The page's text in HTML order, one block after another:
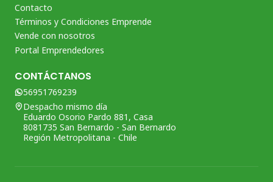
Contacto
Términos y Condiciones Emprende
Vende con nosotros
Portal Emprendedores
CONTÁCTANOS
56951769239
Despacho mismo día
Eduardo Osorio Pardo 881, Casa
8081735 San Bernardo - San Bernardo
Región Metropolitana - Chile